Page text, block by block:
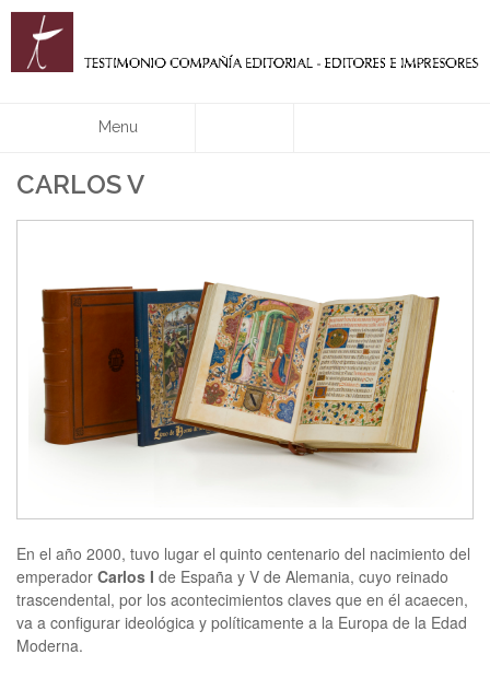
Menu
CARLOS V
En el año 2000, tuvo lugar el quinto centenario del nacimiento del
emperador Carlos I de España y V de Alemania, cuyo reinado
trascendental, por los acontecimientos claves que en él acaecen,
va a configurar ideológica y políticamente a la Europa de la Edad
Moderna.